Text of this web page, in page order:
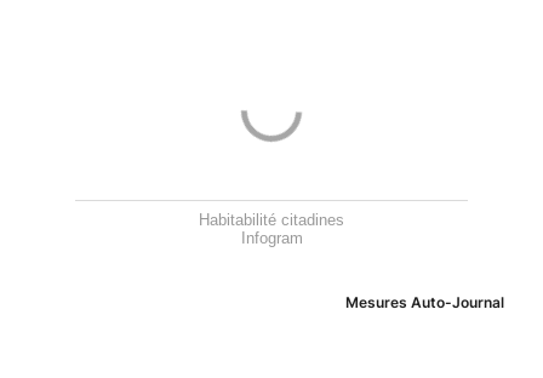
Habitabilité citadines
Infogram
Mesures Auto-Journal